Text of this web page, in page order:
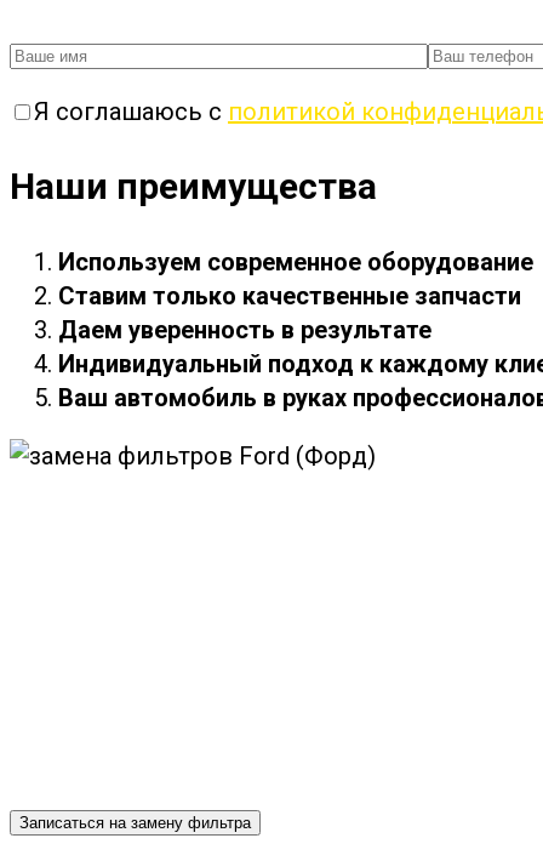
Я соглашаюсь с политикой
Наши преимущества
Используем современное оборудование
Ставим только качественные запчасти
Даем уверенность в результате
Индивидуальный подход к каждому
Ваш автомобиль в руках
Записаться на замену фильтра